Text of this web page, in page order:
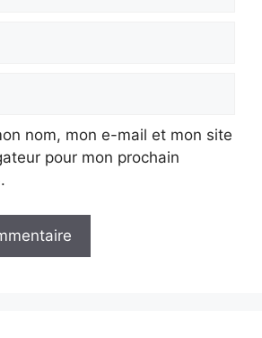
nom, mon e-mail et mon site
pour mon prochain